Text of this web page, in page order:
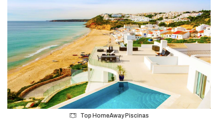
Top HomeAway Piscinas